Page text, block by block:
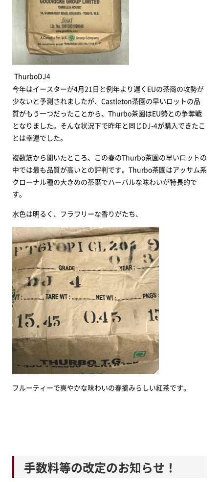
ThurboDJ4
今年はイースターが4月21日と例年より遅くEUの茶商の攻勢が
少ないと予測されましたが、Castleton茶園の早いロットの品
質がもう一つだったことから、Thurbo茶園はEU勢との争奪戦
となりました。そんな状況下で昨年と同じDJ-4が購入できたこ
とは幸運でした。
複数筋から聞いたところ、この春のThurbo茶園の早いロットの
中では最も品質が高いとの評判です。Thurbo茶園はアッサム系
クローナル種の大きめの茶葉でハーバルな味わいが特長的で
す。
水色は明るく、フラワリーな香りがたち、
フルーティーで爽やかな味わいの春摘みらしい紅茶です。
手数料等の改定のお知らせ！